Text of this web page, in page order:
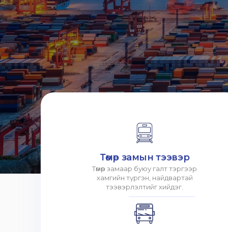
Төмөр замын тээвэр
Төмөр замаар буюу галт тэргээр
хамгийн түргэн, найдвартай
тээвэрлэлтийг хийдэг.